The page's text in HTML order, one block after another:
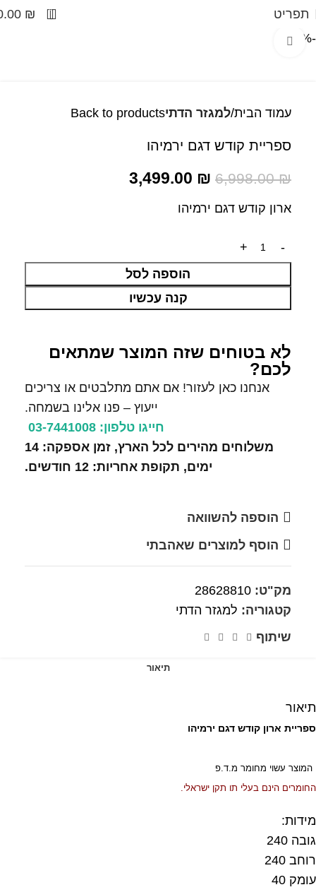
תפריט 0
₪
-50%
עמוד הבית למגזר הדתיBack to products
ספריית קודש דגם ירמיהו
6,998.00₪
3,499.00 ₪
ארון קודש דגם ירמיהו
הוספה לסל
קנה עכשיו
לא בטוחים שזה המוצר שמתאים
לכם?
אנחנו כאן לעזור! אם אתם מתלבטים או צריכים
ייעוץ – פנו אלינו בשמחה.
חייגו טלפון: 03-7441008
משלוחים מהירים לכל הארץ, זמן אספקה: 14
ימים, תקופת אחריות: 12 חודשים.
הוספה להשוואה
הוסף למוצרים שאהבתי
מק"ט: 28628810
קטגוריה: למגזר הדתי
שיתוף
תיאור
תיאור
ספריית ארון קודש דגם ירמיהו
המוצר עשוי מחומר מ.ד.פ
החומרים הינם בעלי תו תקן ישראלי.
מידות:
גובה 240
רוחב 240
עומק 40